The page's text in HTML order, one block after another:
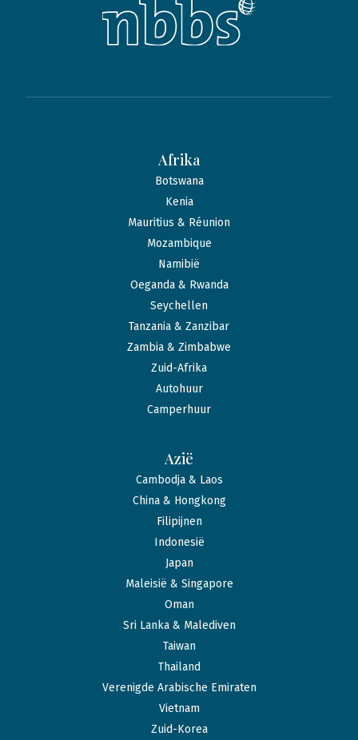
Afrika
Botswana
Kenia
Mauritius & Réunion
Mozambique
Namibië
Oeganda & Rwanda
Seychellen
Tanzania & Zanzibar
Zambia & Zimbabwe
Zuid-Afrika
Autohuur
Camperhuur
Azië
Cambodja & Laos
China & Hongkong
Filipijnen
Indonesië
Japan
Maleisië & Singapore
Oman
Sri Lanka & Malediven
Taiwan
Thailand
Verenigde Arabische Emiraten
Vietnam
Zuid-Korea